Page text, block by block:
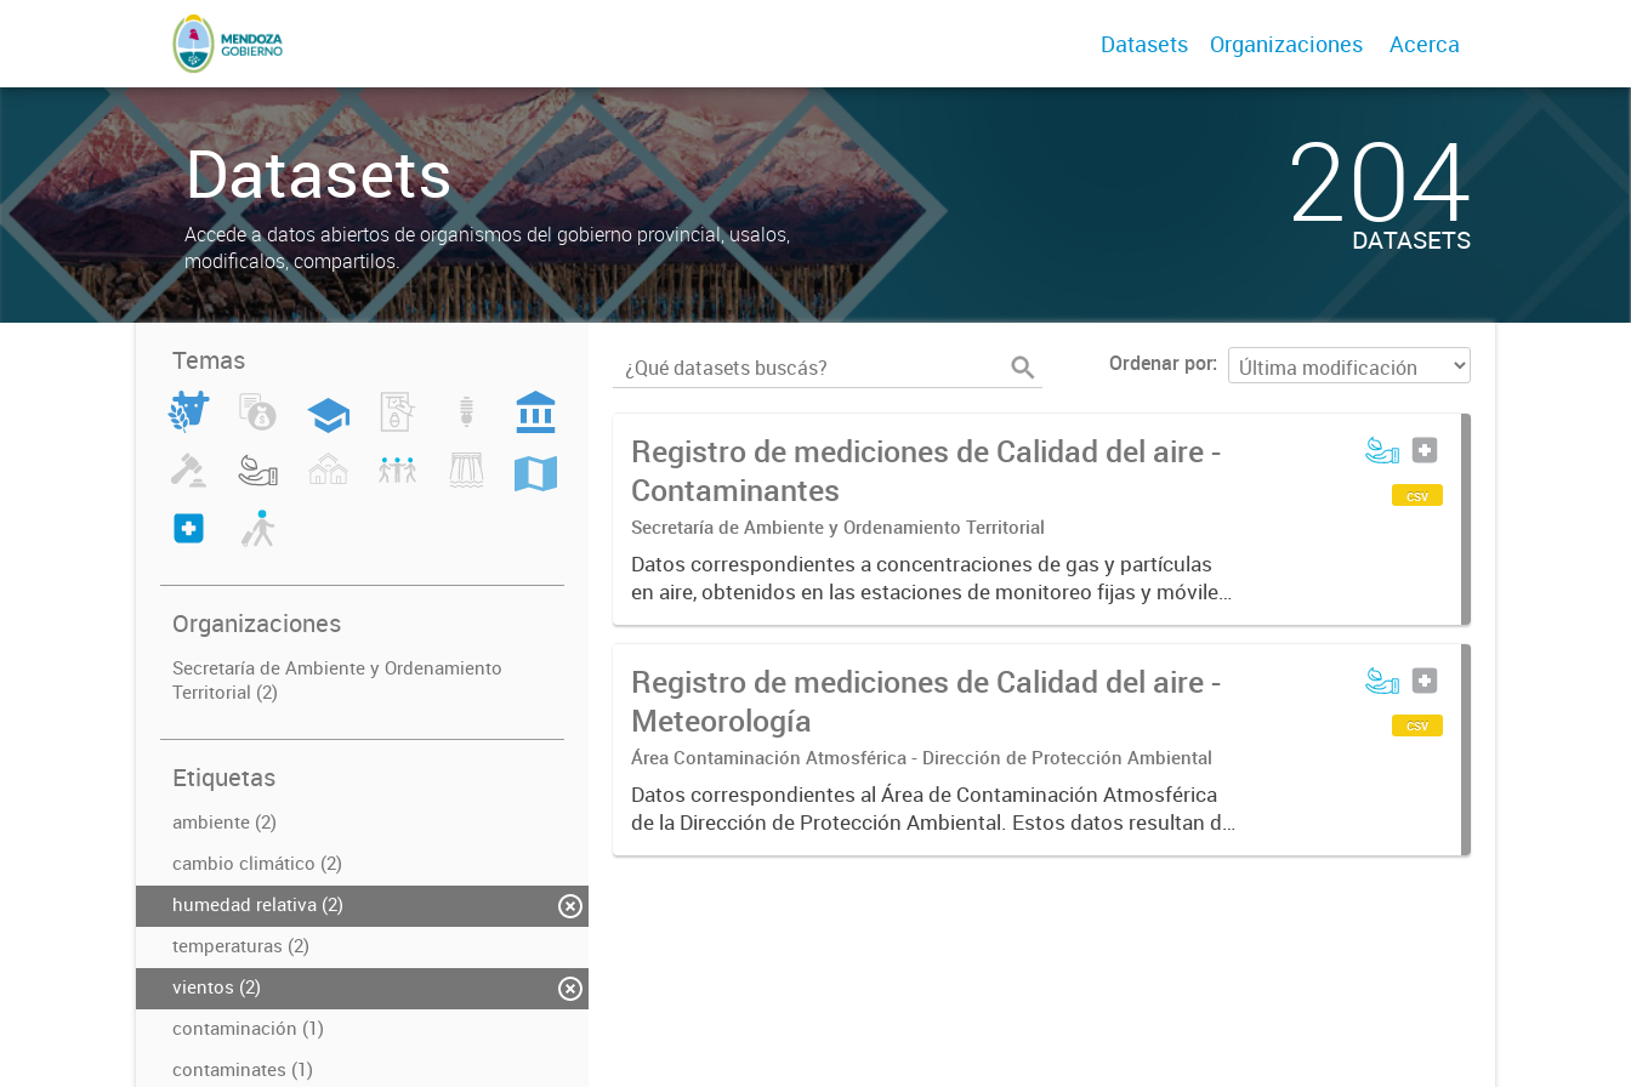
Datasets Organizaciones Acerca
Datasets
Accede a datos abiertos de organismos del gobierno provincial, usalos,
modificalos, compartilos.
204
DATASETS
Temas
Organizaciones
Secretaría de Ambiente y Ordenamiento
Territorial (2)
Etiquetas
ambiente (2)
cambio climático (2)
humedad relativa (2)
temperaturas (2)
vientos (2)
contaminación (1)
contaminates (1)
Ordenar por
Registro de mediciones de Calidad del aire -
Contaminantes
Secretaría de Ambiente y Ordenamiento Territorial
Datos correspondientes a concentraciones de gas y partículas
en aire, obtenidos en las estaciones de monitoreo fijas y móviles.
Las mediciones responden a métodos homologados, pero a la
csv
Registro de mediciones de Calidad del aire -
Meteorología
Área Contaminación Atmosférica - Dirección de Protección Ambiental
Datos correspondientes al Área de Contaminación Atmosférica
de la Dirección de Protección Ambiental. Estos datos resultan de
gran interés para correlacionarlos con los valores de
csv